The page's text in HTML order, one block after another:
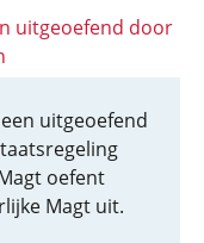
uitgeoefend door
uitgeoefend
oefent
Magt uit.